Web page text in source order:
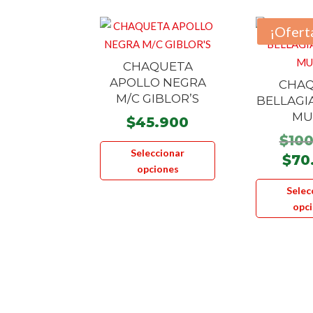
CHAQUETA
APOLLO NEGRA
M/C GIBLOR’S
$45.900
Seleccionar
opciones
Este
tiene
variantes.
$
$